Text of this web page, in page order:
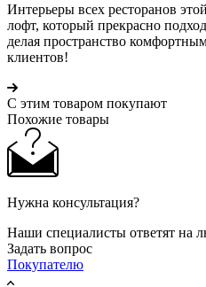
Интерьеры всех ресторанов
лофт, который прекрасно
делая пространство
клиентов!
С этим товаром покупают
Похожие товары
Нужна консультация?
Наши специалисты ответят на
Задать вопрос
Покупателю